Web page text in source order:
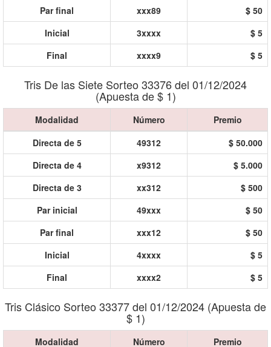
Par final
xxx89
$ 50
Inicial
3xxxx
$ 5
Final
xxxx9 $ 5
Tris De las Siete Sorteo 33376 del 01/12/2024
(Apuesta de $ 1)
Modalidad Número
Premio
Directa de 5
49312
$ 50.000
Directa de 4
x9312
$ 5.000
Directa de 3
xx312
$ 500
Par inicial
49xxx
$ 50
Par final
xxx12
$ 50
Inicial
4xxxx
$ 5
Final
xxxx2 $ 5
Tris Clásico Sorteo 33377 del 01/12/2024 (Apuesta de
$ 1)
Modalidad Número Premio